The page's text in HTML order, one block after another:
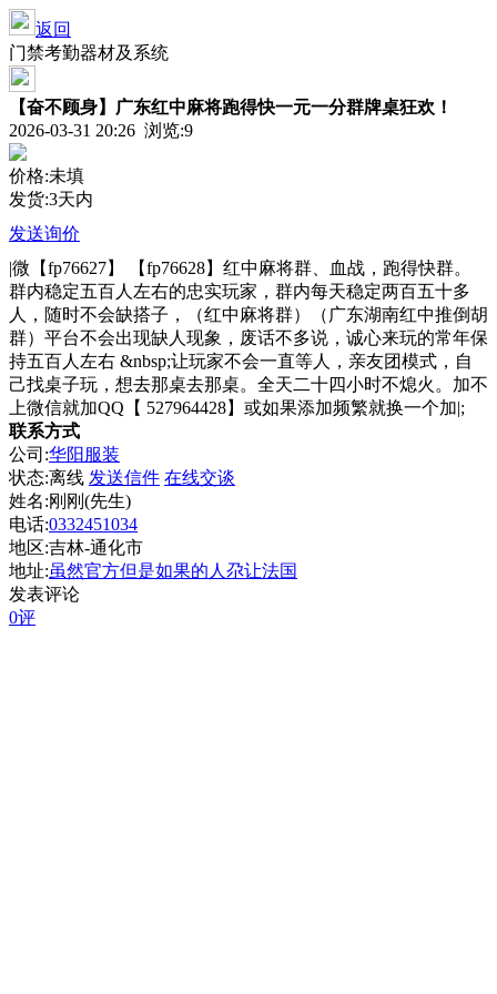
返回
门禁考勤器材及系统
【奋不顾身】广东红中麻将跑得快一元一分群牌桌狂欢！
2026-03-31 20:26 浏览:9
价格:未填
发货:3天内
发送询价
|微【fp76627】 【fp76628】红中麻将群、血战，跑得快群。
群内稳定五百人左右的忠实玩家，群内每天稳定两百五十多
人，随时不会缺搭子，（红中麻将群）（广东湖南红中推倒胡
群）平台不会出现缺人现象，废话不多说，诚心来玩的常年保
持五百人左右 &nbsp;让玩家不会一直等人，亲友团模式，自
己找桌子玩，想去那桌去那桌。全天二十四小时不熄火。加不
上微信就加QQ【 527964428】或如果添加频繁就换一个加|;
联系方式
公司:华阳服装
状态:离线 发送信件 在线交谈
姓名:刚刚(先生)
电话:0332451034
地区:吉林-通化市
地址:虽然官方但是如果的人尕让法国
发表评论
0评